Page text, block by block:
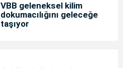
VBB geleneksel kilim
dokumacılığını geleceğe
taşıyor